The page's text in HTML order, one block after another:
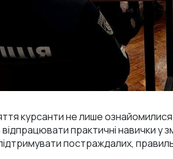
курсанти не лише
практичні навички у
постраждалих,